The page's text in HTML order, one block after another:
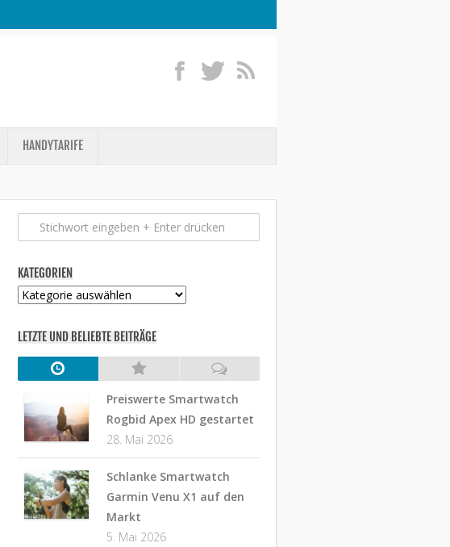
HANDYTARIFE
KATEGORIEN
Kategorien
LETZTE UND BELIEBTE BEITRÄGE
Preiswerte Smartwatch
Rogbid Apex HD gestartet
28. Mai 2026
Schlanke Smartwatch
Garmin Venu X1 auf den
Markt
5. Mai 2026